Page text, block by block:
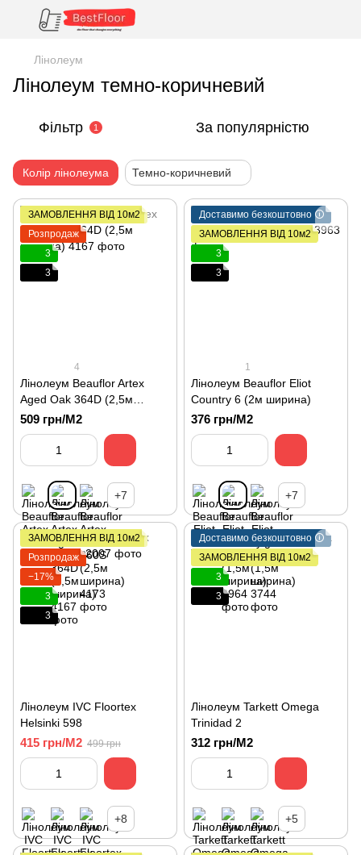
Лінолеум
Лінолеум темно-коричневий
Фільтр 1 За популярністю
Колір лінолеума Темно-коричневий
ЗАМОВЛЕННЯ ВІД 10м2
Розпродаж
3
3
4
Лінолеум Beauflor Artex
Aged Oak 364D (2,5м
ширина)
509 грн/М2
+7
Доставимо безкоштовно 🛈
ЗАМОВЛЕННЯ ВІД 10м2
3
3
1
Лінолеум Beauflor Eliot
Country 6 (2м ширина)
376 грн/М2
+7
ЗАМОВЛЕННЯ ВІД 10м2
Розпродаж
−17%
3
3
Лінолеум IVC Floortex
Helsinki 598
415 грн/М2 499 грн
+8
Доставимо безкоштовно 🛈
ЗАМОВЛЕННЯ ВІД 10м2
3
3
Лінолеум Tarkett Omega
Trinidad 2
312 грн/М2
+5